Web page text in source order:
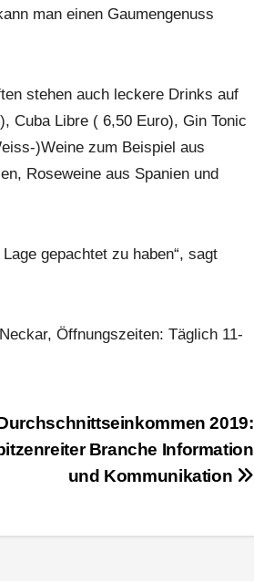
man einen Gaumengenuss
stehen auch leckere Drinks auf
Cuba Libre ( 6,50 Euro), Gin Tonic
)Weine zum Beispiel aus
Roseweine aus Spanien und
gepachtet zu haben“, sagt
Öffnungszeiten: Täglich 11-
2019:
Branche Information
und Kommunikation